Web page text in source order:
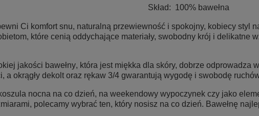
Skład: 100% bawełna
Ci komfort snu, naturalną przewiewność i spokojny, kobiecy styl
które cenią oddychające materiały, swobodny krój i
jakości bawełny, która jest miękka dla skóry, dobrze odprowadza
a okrągły dekolt oraz rękaw 3/4 gwarantują wygodę i swobodę
nocna na co dzień, na weekendowy wypoczynek czy jako
polecamy wybrać ten, który nosisz na co dzień. Bawełnę